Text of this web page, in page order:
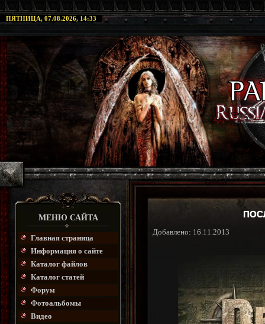
ПЯТНИЦА, 07.08.2026, 14:33
МЕНЮ САЙТА
Главная страница
Информация о сайте
Каталог файлов
Каталог статей
Форум
Фотоальбомы
Видео
Добавлено: 16.11.2013